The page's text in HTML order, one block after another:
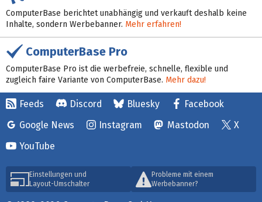
ComputerBase berichtet unabhängig und verkauft deshalb keine
Inhalte, sondern Werbebanner. Mehr erfahren!
ComputerBase Pro
ComputerBase Pro ist die werbefreie, schnelle, flexible und
zugleich faire Variante von ComputerBase. Mehr dazu!
Feeds Discord Bluesky
Facebook
Google News
Instagram Mastodon
X
YouTube
Einstellungen und
Layout-Umschalter
Probleme mit einem
Werbebanner?